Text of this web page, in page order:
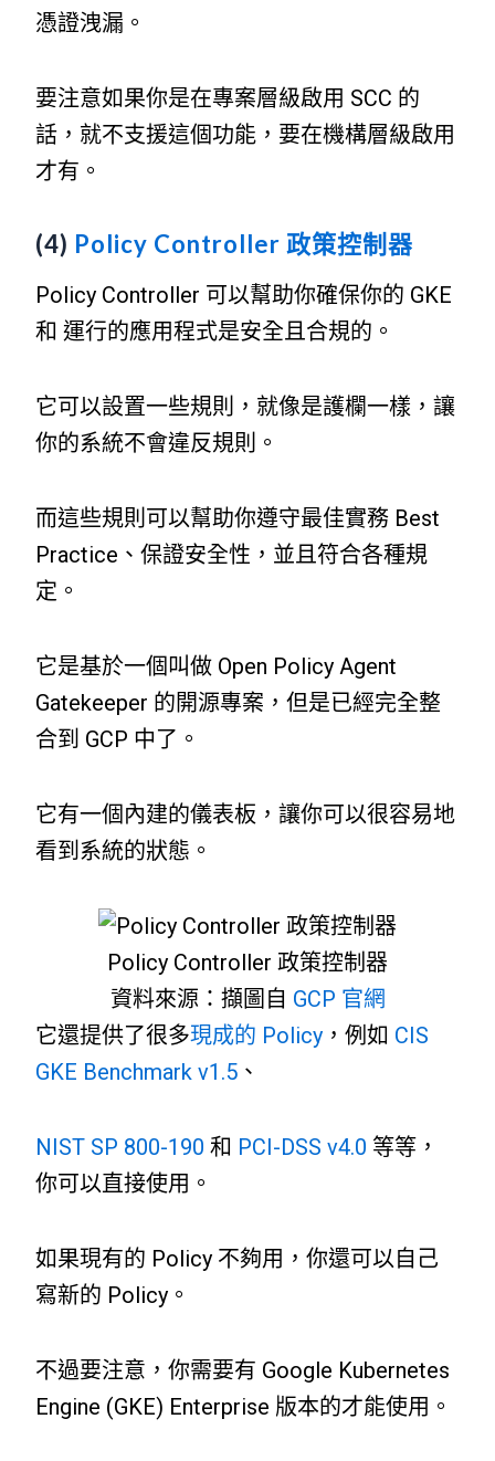
憑證洩漏。
要注意如果你是在專案層級啟用 SCC 的
話，就不支援這個功能，要在機構層級啟用
才有。
(4) Policy Controller 政策控制器
Policy Controller 可以幫助你確保你的 GKE
和 運行的應用程式是安全且合規的。
它可以設置一些規則，就像是護欄一樣，讓
你的系統不會違反規則。
而這些規則可以幫助你遵守最佳實務 Best
Practice、保證安全性，並且符合各種規
定。
它是基於一個叫做 Open Policy Agent
Gatekeeper 的開源專案，但是已經完全整
合到 GCP 中了。
它有一個內建的儀表板，讓你可以很容易地
看到系統的狀態。
Policy Controller 政策控制器
資料來源：擷圖自 GCP 官網
它還提供了很多現成的 Policy ，例如 CIS
GKE Benchmark v1.5 、
NIST SP 800-190 和 PCI-DSS v4.0 等等，
你可以直接使用。
如果現有的 Policy 不夠用，你還可以自己
寫新的 Policy。
不過要注意，你需要有 Google Kubernetes
Engine (GKE) Enterprise 版本的才能使用。